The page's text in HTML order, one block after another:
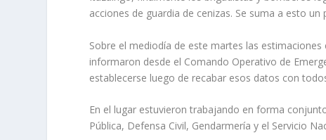
acciones de guardia de cenizas. Se suma a esto
Sobre el mediodía de este martes las
informaron desde el Comando Operativo de
establecerse luego de recabar esos datos con
En el lugar estuvieron trabajando en forma
Pública, Defensa Civil, Gendarmería y el Servicio